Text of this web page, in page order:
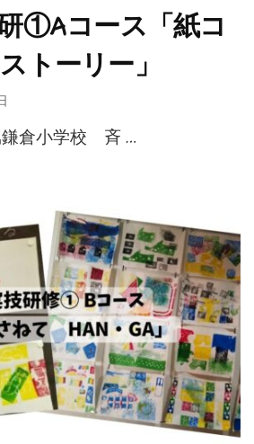
①Aコース「紙コ
トーリー」
鎌倉小学校 斉 …